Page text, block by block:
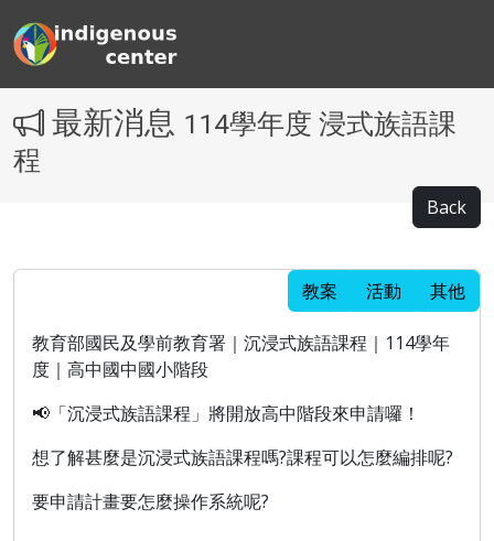
最新消息 114學年度 浸式族語課
程
Back
教案 活動 其他
教育部國民及學前教育署｜沉浸式族語課程｜114學年
度｜高中國中國小階段
📢「沉浸式族語課程」將開放高中階段來申請囉！
想了解甚麼是沉浸式族語課程嗎?課程可以怎麼編排呢?
要申請計畫要怎麼操作系統呢?